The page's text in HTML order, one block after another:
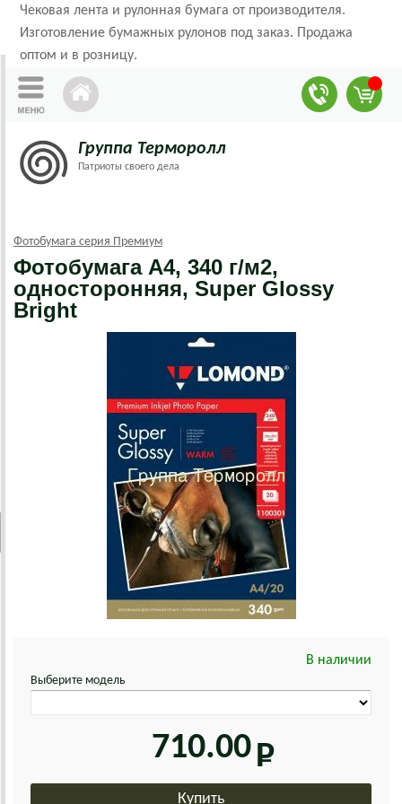
Чековая лента и рулонная бумага от производителя.
Изготовление бумажных рулонов под заказ. Продажа
оптом и в розницу.
Группа Терморолл
Патриоты своего дела
Фотобумага серия Премиум
Фотобумага А4, 340 г/м2,
односторонняя, Super Glossy
Bright
В наличии
Выберите модель
710.00